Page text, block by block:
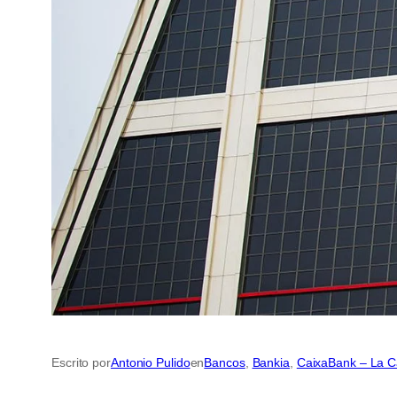
Escrito porAntonio PulidoenBancos, Bankia CaixaBank – La